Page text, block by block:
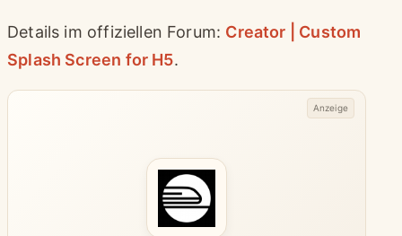
Details im offiziellen Forum: Creator | Custom
Splash Screen for H5.
Anzeige